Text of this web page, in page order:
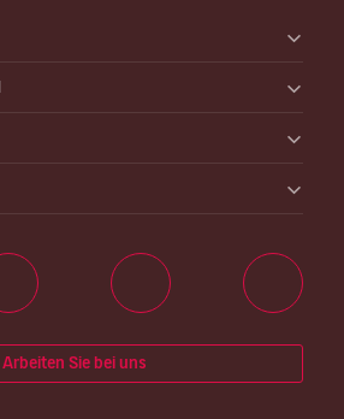
Arbeiten Sie bei uns